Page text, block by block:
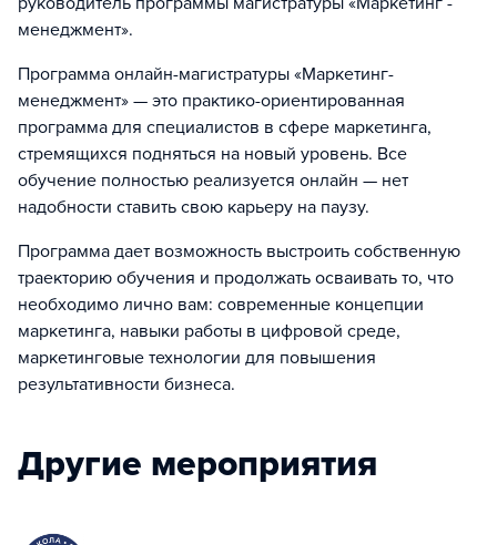
менеджмент».
Программа онлайн-магистратуры «Маркетинг-
менеджмент» — это практико-ориентированная
программа для специалистов в сфере маркетинга,
стремящихся подняться на новый уровень. Все
обучение полностью реализуется онлайн — нет
надобности ставить свою карьеру на паузу.
Программа дает возможность выстроить собственную
траекторию обучения и продолжать осваивать то, что
необходимо лично вам: современные концепции
маркетинга, навыки работы в цифровой среде,
маркетинговые технологии для повышения
результативности бизнеса.
Другие мероприятия